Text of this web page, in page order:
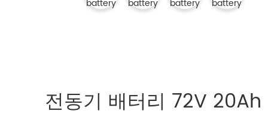
전동기 배터리 72V 20Ah